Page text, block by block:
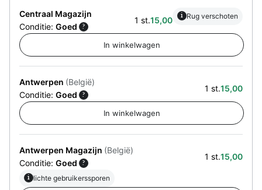
Centraal Magazijn
Conditie: Goed ?
1 st.15,00 i Rug verschoten
Antwerpen (België)
Conditie: Goed ?
1 st.15,00
Antwerpen Magazijn (België)
Conditie: Goed ?
1 st.15,00
i lichte gebruikerssporen